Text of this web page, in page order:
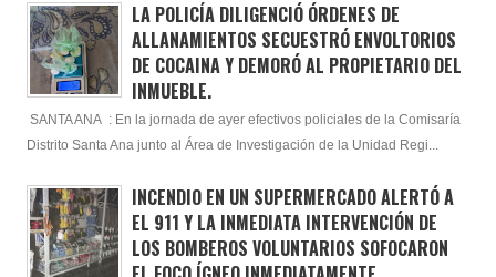
LA POLICÍA DILIGENCIÓ ÓRDENES DE
ALLANAMIENTOS SECUESTRÓ ENVOLTORIOS
DE COCAINA Y DEMORÓ AL PROPIETARIO DEL
INMUEBLE.
SANTA ANA : En la jornada de ayer efectivos policiales de la Comisaría
Distrito Santa Ana junto al Área de Investigación de la Unidad Regi...
INCENDIO EN UN SUPERMERCADO ALERTÓ A
EL 911 Y LA INMEDIATA INTERVENCIÓN DE
LOS BOMBEROS VOLUNTARIOS SOFOCARON